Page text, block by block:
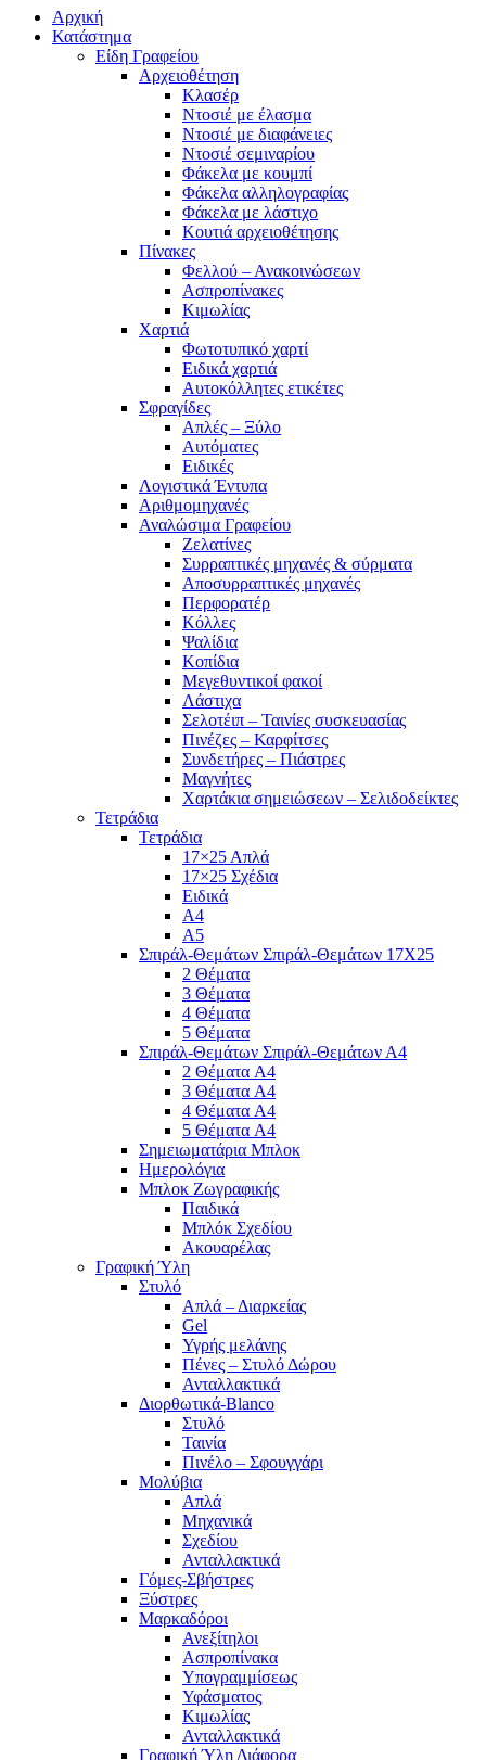
Αρχική
Κατάστημα
Είδη Γραφείου
Αρχειοθέτηση
Κλασέρ
Ντοσιέ με έλασμα
Ντοσιέ με διαφάνειες
Ντοσιέ σεμιναρίου
Φάκελα με κουμπί
Φάκελα αλληλογραφίας
Φάκελα με λάστιχο
Κουτιά αρχειοθέτησης
Πίνακες
Φελλού – Ανακοινώσεων
Ασπροπίνακες
Κιμωλίας
Χαρτιά
Φωτοτυπικό χαρτί
Ειδικά χαρτιά
Αυτοκόλλητες ετικέτες
Σφραγίδες
Απλές – Ξύλο
Αυτόματες
Ειδικές
Λογιστικά Έντυπα
Αριθμομηχανές
Αναλώσιμα Γραφείου
Ζελατίνες
Συρραπτικές μηχανές & σύρματα
Αποσυρραπτικές μηχανές
Περφορατέρ
Κόλλες
Ψαλίδια
Κοπίδια
Μεγεθυντικοί φακοί
Λάστιχα
Σελοτέιπ – Ταινίες συσκευασίας
Πινέζες – Καρφίτσες
Συνδετήρες – Πιάστρες
Μαγνήτες
Χαρτάκια σημειώσεων – Σελιδοδείκτες
Τετράδια
Τετράδια
17×25 Απλά
17×25 Σχέδια
Ειδικά
Α4
Α5
Σπιράλ-Θεμάτων Σπιράλ-Θεμάτων 17Χ25
2 Θέματα
3 Θέματα
4 Θέματα
5 Θέματα
Σπιράλ-Θεμάτων Σπιράλ-Θεμάτων Α4
2 Θέματα A4
3 Θέματα A4
4 Θέματα A4
5 Θέματα A4
Σημειωματάρια Μπλοκ
Ημερολόγια
Μπλοκ Ζωγραφικής
Παιδικά
Μπλόκ Σχεδίου
Ακουαρέλας
Γραφική Ύλη
Στυλό
Απλά – Διαρκείας
Gel
Υγρής μελάνης
Πένες – Στυλό Δώρου
Ανταλλακτικά
Διορθωτικά-Blanco
Στυλό
Ταινία
Πινέλο – Σφουγγάρι
Μολύβια
Απλά
Μηχανικά
Σχεδίου
Ανταλλακτικά
Γόμες-Σβήστρες
Ξύστρες
Μαρκαδόροι
Ανεξίτηλοι
Ασπροπίνακα
Υπογραμμίσεως
Υφάσματος
Κιμωλίας
Ανταλλακτικά
Γραφική Ύλη Διάφορα